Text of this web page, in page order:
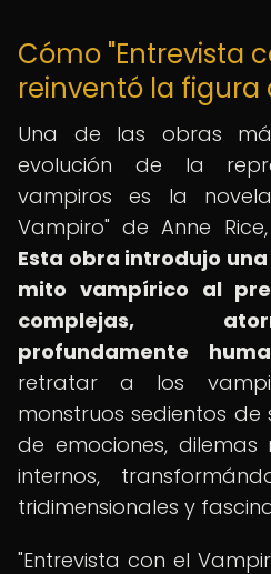
Cómo "Entrevista
reinventó la figura
Una de las obras
evolución de la
vampiros es la
Vampiro" de Anne
Esta obra introdujo
mito vampírico al
complejas,
profundamente
retratar a los
monstruos sedientos de
de emociones,
internos,
tridimensionales y
"Entrevista con el